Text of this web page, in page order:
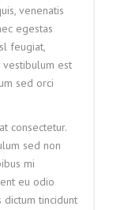
venenatis
egestas
feugiat,
vestibulum est
sed orci
consectetur.
sed non
mi
eu odio
dictum tincidunt